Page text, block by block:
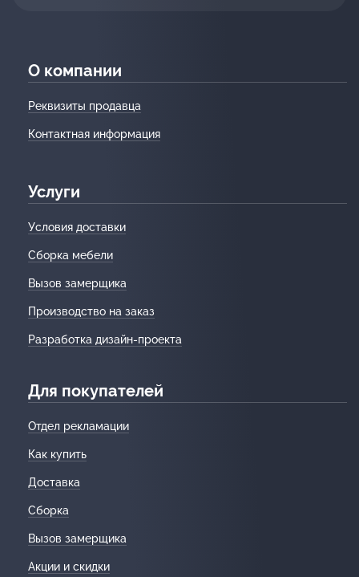
О компании
Реквизиты продавца
Контактная информация
Услуги
Условия доставки
Сборка мебели
Вызов замерщика
Производство на заказ
Разработка дизайн-проекта
Для покупателей
Отдел рекламации
Как купить
Доставка
Сборка
Вызов замерщика
Акции и скидки